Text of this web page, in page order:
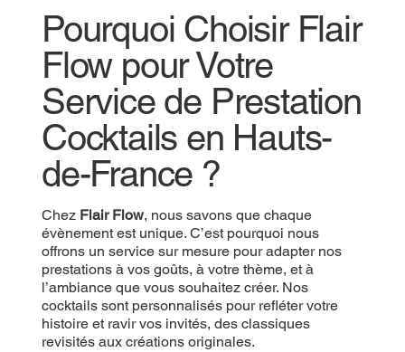
Pourquoi Choisir Flair
Flow pour Votre
Service de Prestation
Cocktails en Hauts-
de-France ?
Chez Flair Flow, nous savons que chaque
évènement est unique. C’est pourquoi nous
offrons un service sur mesure pour adapter nos
prestations à vos goûts, à votre thème, et à
l’ambiance que vous souhaitez créer. Nos
cocktails sont personnalisés pour refléter votre
histoire et ravir vos invités, des classiques
revisités aux créations originales.